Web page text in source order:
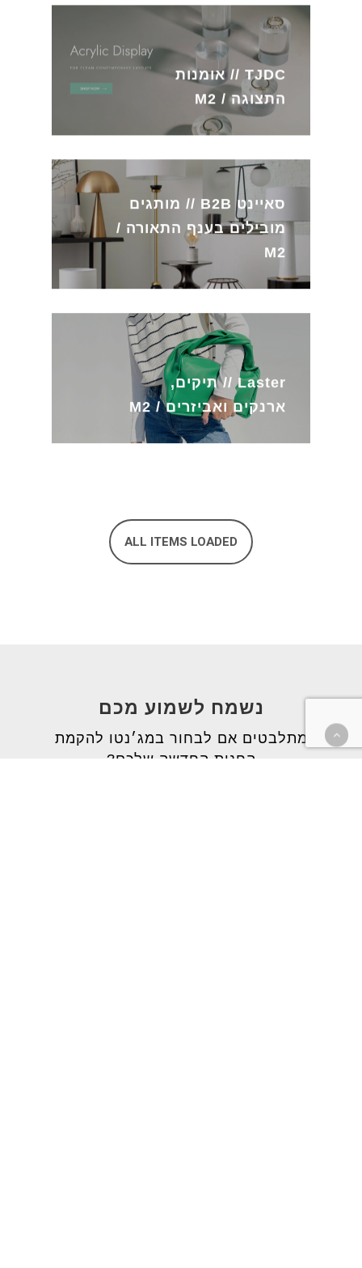
TJDC // אומנות
התצוגה / M2
סאיינט B2B // מותגים
מובילים בענף התאורה /
M2
Laster // תיקים,
ארנקים ואביזרים / M2
ALL ITEMS LOADED
נשמח לשמוע מכם
מתלבטים אם לבחור במג׳נטו להקמת
החנות החדשה שלכם?